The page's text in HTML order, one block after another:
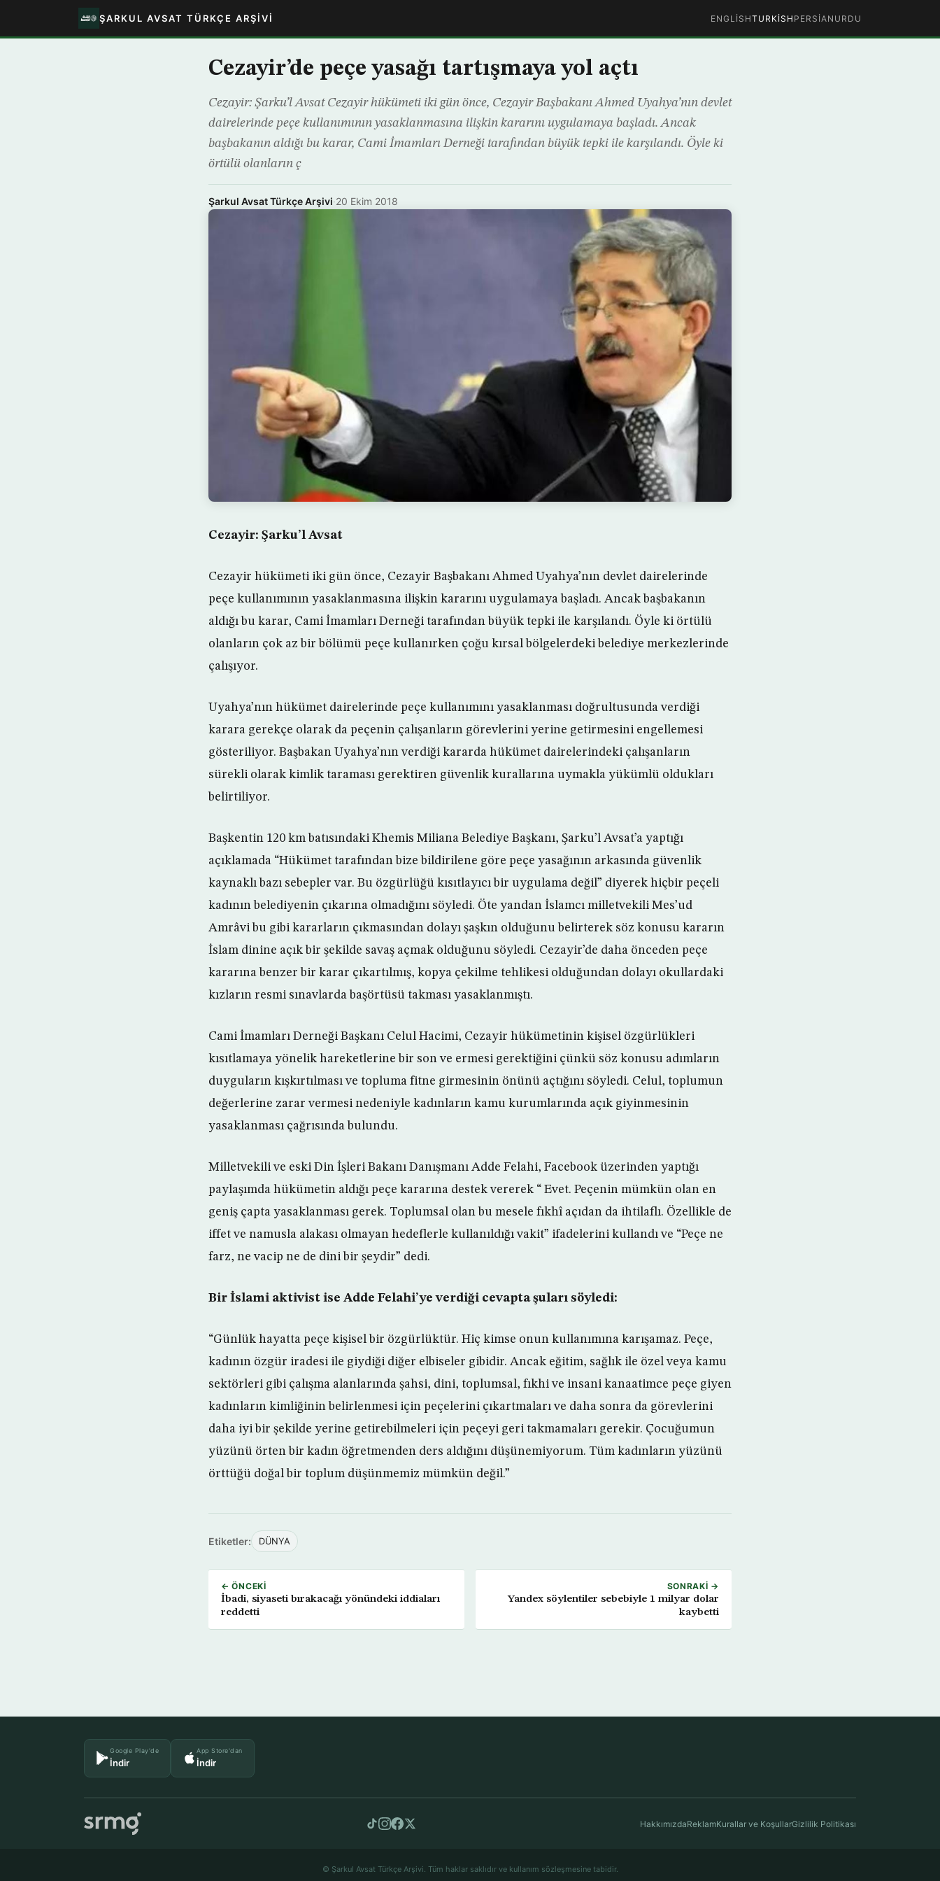
ŞARKUL AVSAT TÜRKÇE ARŞIVI ENGLISHTURKISH PERSIAN URDU
Cezayir’de peçe yasağı tartışmaya yol açtı
Cezayir: Şarku’l Avsat Cezayir hükümeti iki gün önce, Cezayir Başbakanı Ahmed Uyahya’nın devlet
dairelerinde peçe kullanımının yasaklanmasına ilişkin kararını uygulamaya başladı. Ancak
başbakanın aldığı bu karar, Cami İmamları Derneği tarafından büyük tepki ile karşılandı. Öyle ki
örtülü olanların ç
Şarkul Avsat Türkçe Arşivi·20 Ekim 2018
Cezayir: Şarku’l Avsat
Cezayir hükümeti iki gün önce, Cezayir Başbakanı Ahmed Uyahya’nın devlet dairelerinde
peçe kullanımının yasaklanmasına ilişkin kararını uygulamaya başladı. Ancak başbakanın
aldığı bu karar, Cami İmamları Derneği tarafından büyük tepki ile karşılandı. Öyle ki örtülü
olanların çok az bir bölümü peçe kullanırken çoğu kırsal bölgelerdeki belediye merkezlerinde
çalışıyor.
Uyahya’nın hükümet dairelerinde peçe kullanımını yasaklanması doğrultusunda verdiği
karara gerekçe olarak da peçenin çalışanların görevlerini yerine getirmesini engellemesi
gösteriliyor. Başbakan Uyahya’nın verdiği kararda hükümet dairelerindeki çalışanların
sürekli olarak kimlik taraması gerektiren güvenlik kurallarına uymakla yükümlü oldukları
belirtiliyor.
Başkentin 120 km batısındaki Khemis Miliana Belediye Başkanı, Şarku’l Avsat’a yaptığı
açıklamada “Hükümet tarafından bize bildirilene göre peçe yasağının arkasında güvenlik
kaynaklı bazı sebepler var. Bu özgürlüğü kısıtlayıcı bir uygulama değil” diyerek hiçbir peçeli
kadının belediyenin çıkarına olmadığını söyledi. Öte yandan İslamcı milletvekili Mes’ud
Amrâvi bu gibi kararların çıkmasından dolayı şaşkın olduğunu belirterek söz konusu kararın
İslam dinine açık bir şekilde savaş açmak olduğunu söyledi. Cezayir’de daha önceden peçe
kararına benzer bir karar çıkartılmış, kopya çekilme tehlikesi olduğundan dolayı okullardaki
kızların resmi sınavlarda başörtüsü takması yasaklanmıştı.
Cami İmamları Derneği Başkanı Celul Hacimi, Cezayir hükümetinin kişisel özgürlükleri
kısıtlamaya yönelik hareketlerine bir son ve ermesi gerektiğini çünkü söz konusu adımların
duyguların kışkırtılması ve topluma fitne girmesinin önünü açtığını söyledi. Celul, toplumun
değerlerine zarar vermesi nedeniyle kadınların kamu kurumlarında açık giyinmesinin
yasaklanması çağrısında bulundu.
Milletvekili ve eski Din İşleri Bakanı Danışmanı Adde Felahi, Facebook üzerinden yaptığı
paylaşımda hükümetin aldığı peçe kararına destek vererek “ Evet. Peçenin mümkün olan en
geniş çapta yasaklanması gerek. Toplumsal olan bu mesele fıkhî açıdan da ihtilaflı. Özellikle de
iffet ve namusla alakası olmayan hedeflerle kullanıldığı vakit” ifadelerini kullandı ve “Peçe ne
farz, ne vacip ne de dini bir şeydir” dedi.
Bir İslami aktivist ise Adde Felahi’ye verdiği cevapta şuları söyledi:
“Günlük hayatta peçe kişisel bir özgürlüktür. Hiç kimse onun kullanımına karışamaz. Peçe,
kadının özgür iradesi ile giydiği diğer elbiseler gibidir. Ancak eğitim, sağlık ile özel veya kamu
sektörleri gibi çalışma alanlarında şahsi, dini, toplumsal, fıkhi ve insani kanaatimce peçe giyen
kadınların kimliğinin belirlenmesi için peçelerini çıkartmaları ve daha sonra da görevlerini
daha iyi bir şekilde yerine getirebilmeleri için peçeyi geri takmamaları gerekir. Çocuğumun
yüzünü örten bir kadın öğretmenden ders aldığını düşünemiyorum. Tüm kadınların yüzünü
örttüğü doğal bir toplum düşünmemiz mümkün değil.”
Etiketler: DÜNYA
← ÖNCEKI
İbadi, siyaseti bırakacağı yönündeki iddiaları
reddetti
SONRAKI →
Yandex söylentiler sebebiyle 1 milyar dolar
kaybetti
Google Play'de
İndir
App Store'dan
İndir
HakkımızdaReklamKurallar ve KoşullarGizlilik Politikası
© Şarkul Avsat Türkçe Arşivi. Tüm haklar saklıdır ve kullanım sözleşmesine tabidir.